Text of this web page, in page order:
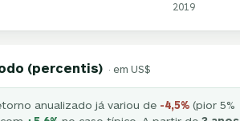
2019
(percentis) · em US$
anualizado já variou de -4,5%(pior 5%